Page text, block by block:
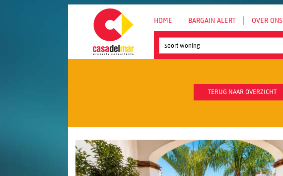
HOME BARGAIN ALERT OVER ONS
Soort woning
TERUG NAAR OVERZICHT